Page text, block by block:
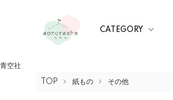
青空社
CATEGORY
TOP 紙もの その他